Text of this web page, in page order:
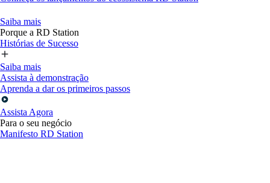
Saiba mais
Porque a RD Station
Histórias de Sucesso
Saiba mais
Assista à demonstração
Aprenda a dar os primeiros passos
Assista Agora
Para o seu negócio
Manifesto RD Station